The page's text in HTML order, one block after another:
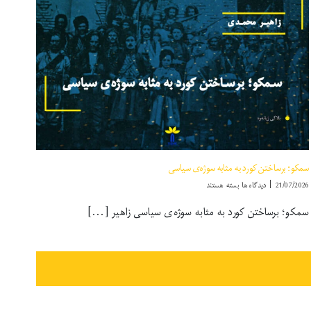
سمکو؛ برساختن كورد به مثابه سوژه‌ی سیاسی
21/07/2026
| دیدگاه‌ها برای
برساختن
مثابه
بسته هستند
سمکو؛ برساختن كورد به مثابه سوژه‌ی سیاسی زاهیر [...]